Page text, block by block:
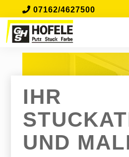
07162/4627500
IHR
UND